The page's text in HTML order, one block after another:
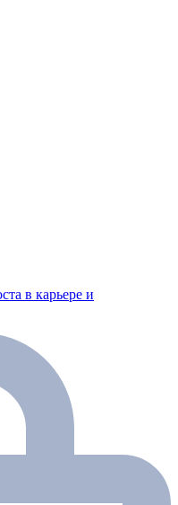
в карьере и